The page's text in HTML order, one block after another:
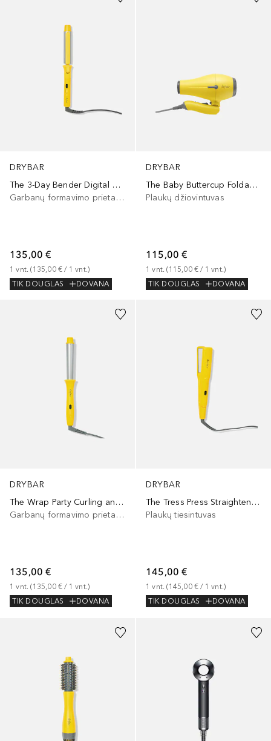
DRYBAR
The 3-Day Bender Digital Curling Iron 1.25
Garbanų formavimo prietaisas
135,00 €
1 vnt. (135,00 € / 1 vnt.)
TIK DOUGLAS
DOVANA
DRYBAR
The Baby Buttercup Foldable Hair-Dryer
Plaukų džiovintuvas
115,00 €
1 vnt. (115,00 € / 1 vnt.)
TIK DOUGLAS
DOVANA
DRYBAR
The Wrap Party Curling and Styling Iron
Garbanų formavimo prietaisas
135,00 €
1 vnt. (135,00 € / 1 vnt.)
TIK DOUGLAS
DOVANA
DRYBAR
The Tress Press Straightening Iron
Plaukų tiesintuvas
145,00 €
1 vnt. (145,00 € / 1 vnt.)
TIK DOUGLAS
DOVANA